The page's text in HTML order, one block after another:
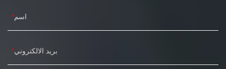
اسم
بريد الالكتروني